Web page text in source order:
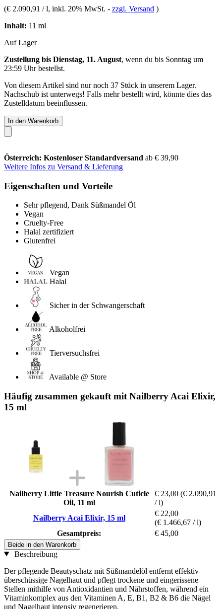
(€ 2.090,91 / l, inkl. 20% MwSt. - zzgl. Versand )
Inhalt: 11 ml
Auf Lager
Zustellung bis Dienstag, 11. August, wenn du bis Sonntag um
23:59 Uhrbestellst.
Von diesem Artikel sind nur noch 37 Stück in unserem Lager.
Nachschub ist unterwegs! Falls mehr bestellt wird, könnte dies das
Zustelldatum beeinflussen.
In den Warenkorb
Österreich: Kostenloser Standardversand ab € 39,90
Weitere Infos zu Versand & Lieferung
Eigenschaften und Vorteile
Sehr pflegend, Dank Süßmandel Öl
Vegan
Cruelty-Free
Halal zertifiziert
Glutenfrei
Vegan
Halal
Sicher in der Schwangerschaft
Alkoholfrei
Tierversuchsfrei
Available @ Store
Häufig zusammen gekauft mit Nailberry Acai Elixir,
15 ml
Nailberry Little Treasure Nourish Cuticle
Oil, 11 ml
€ 23,00 (€ 2.090,91
/ l)
Nailberry Acai Elixir, 15 ml
€ 22,00
(€ 1.466,67 / l)
Gesamtpreis:
€ 45,00
Beide in den Warenkorb
Beschreibung
Der pflegende Beautyschatz mit Süßmandelöl entfernt effektiv
überschüssige Nagelhaut und pflegt trockene und eingerissene
Stellen mithilfe von Antioxidantien und Nährstoffen, während ein
Vitaminkomplex aus den Vitaminen A, E, B1, B2 & B6 die Nägel
und Nagelhaut intensiv regenerieren.